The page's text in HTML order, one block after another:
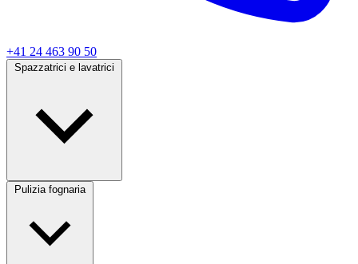
+41 24 463 90 50
Pulizia fognaria